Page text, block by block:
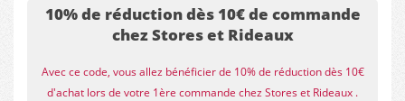
10% de réduction dès 10€ de commande
chez Stores et Rideaux
Avec ce code, vous allez bénéficier de 10% de réduction dès 10€
d'achat lors de votre 1ère commande chez Stores et Rideaux .